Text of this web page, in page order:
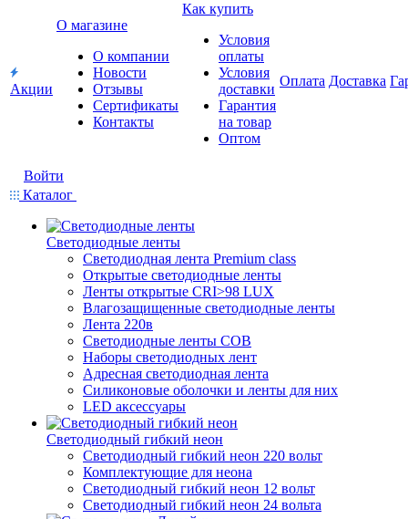
Акции
О магазине
О компании
Новости
Отзывы
Сертификаты
Контакты
Как купить
Условия
оплаты
Условия
доставки
Гарантия
на товар
Оптом
Оплата Доставка
Войти
Каталог
Светодиодные ленты
Светодиодная лента Premium class
Открытые светодиодные ленты
Ленты открытые CRI>98 LUX
Влагозащищенные светодиодные ленты
Лента 220в
Светодиодные ленты COB
Наборы светодиодных лент
Адресная светодиодная лента
Силиконовые оболочки и ленты для них
LED аксессуары
Светодиодный гибкий неон
Светодиодный гибкий неон 220 вольт
Комплектующие для неона
Светодиодный гибкий неон 12 вольт
Светодиодный гибкий неон 24 вольта